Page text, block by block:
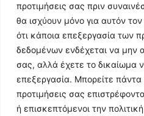
προτιμήσεις σας πριν
θα ισχύουν μόνο για αυτόν
ότι κάποια επεξεργασία των
δεδομένων ενδέχεται να μην
σας, αλλά έχετε το δικαίωμα
επεξεργασία. Μπορείτε πάντα
προτιμήσεις σας
ή επισκεπτόμενοι την
© 2024 All
Η ιστοσελίδα
ηλεκτρονικό Μητρώο
και Ενημέρωσης (Αριθμός ΜΗΤ